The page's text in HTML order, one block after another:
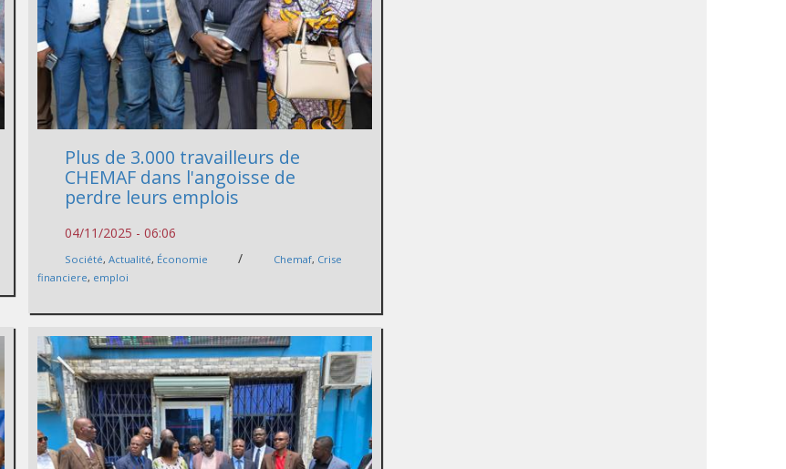
Plus de 3.000 travailleurs de
CHEMAF dans l'angoisse de
perdre leurs emplois
04/11/2025 - 06:06
Société,Actualité, Économie / Chemaf, Crise
financiere, emploi